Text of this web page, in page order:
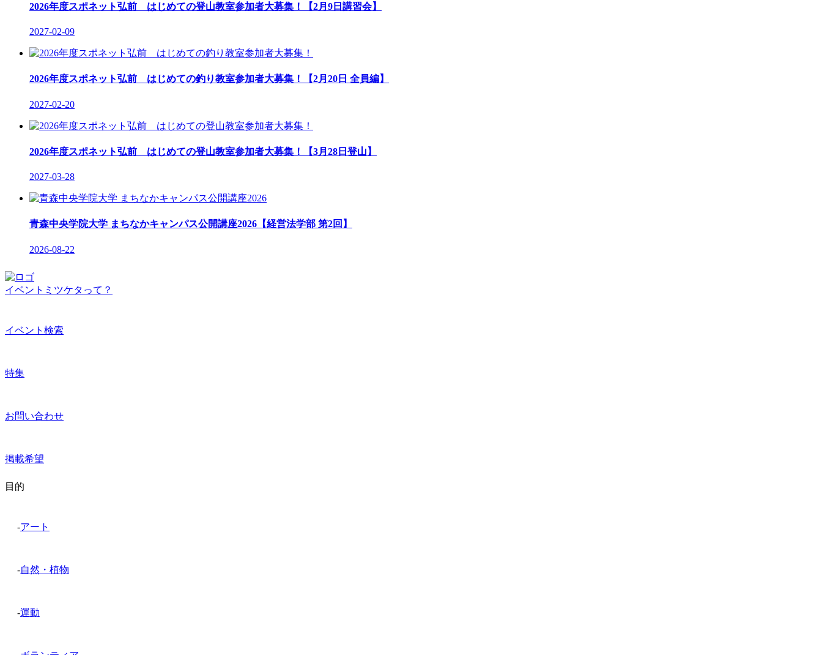
2026年度スポネット弘前 はじめての登山教室参加者大募集！【2月9日講習会】
2027-02-09
2026年度スポネット弘前 はじめての釣り教室参加者大募集！【2月20日 全員編】
2027-02-20
2026年度スポネット弘前 はじめての登山教室参加者大募集！【3月28日登山】
2027-03-28
青森中央学院大学 まちなかキャンパス公開講座2026【経営法学部 第2回】
2026-08-22
イベントミツケタって？
イベント検索
特集
お問い合わせ
掲載希望
目的
-アート
-自然・植物
-運動